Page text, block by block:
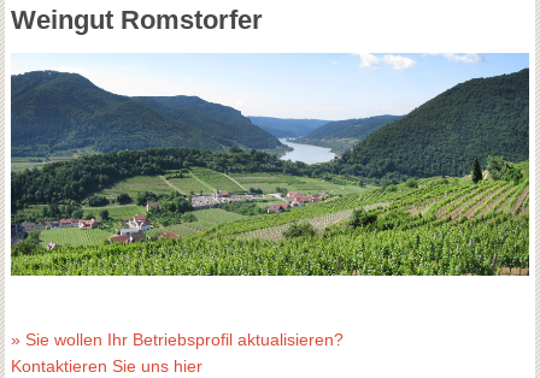
Weingut Romstorfer
» Sie wollen Ihr Betriebsprofil aktualisieren?
Kontaktieren Sie uns hier